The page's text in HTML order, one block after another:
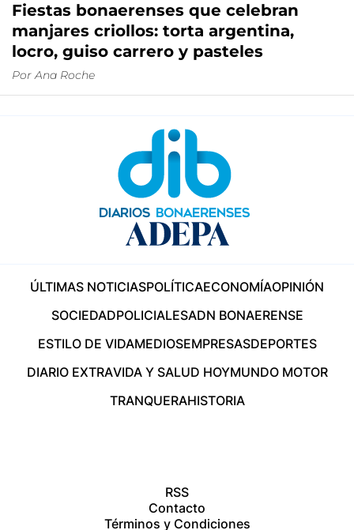
Fiestas bonaerenses que celebran
manjares criollos: torta argentina,
locro, guiso carrero y pasteles
Por Ana Roche
ÚLTIMAS NOTICIASPOLÍTICAECONOMÍAOPINIÓN
SOCIEDADPOLICIALESADN BONAERENSE
ESTILO DE VIDAMEDIOSEMPRESASDEPORTES
DIARIO EXTRAVIDA Y SALUD HOYMUNDO MOTOR
TRANQUERAHISTORIA
RSS
Contacto
Términos y Condiciones